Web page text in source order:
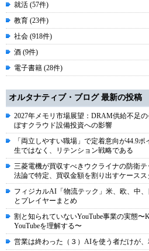
就活 (57件)
教育 (23件)
社会 (918件)
酒 (9件)
電子書籍 (28件)
オルタナティブ・ブログ 最新の投稿
2027年メモリ市場展望：DRAM供給不足
ぼすクラウド設備投資への影響
「両立しやすい職場」で定着意向が44.9
生ではなく、リテンション戦略である
三菱電機が買収すべきウクライナの防衛
法論で特定、買収金額を割り出すケースス
フィジカルAI「物流テック」米、欧、中
とプレイヤーまとめ
割と知られていないYouTube事業の実態
YouTubeを理解する〜
営業は終わった（３）AIを使う者だけが